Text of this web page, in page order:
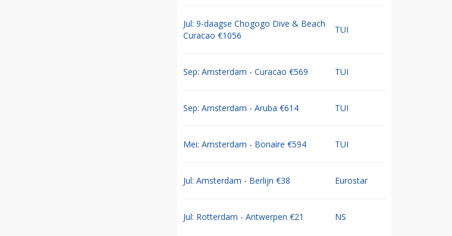
Jul: 9-daagse Chogogo Dive & Beach
Curacao €1056
TUI
Sep: Amsterdam - Curacao €569 TUI
Sep: Amsterdam - Aruba €614 TUI
Mei: Amsterdam - Bonaire €594 TUI
Jul: Amsterdam - Berlijn €38 Eurostar
Jul: Rotterdam - Antwerpen €21 NS